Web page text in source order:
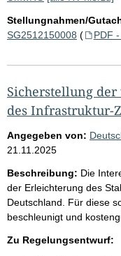
Stellungnahmen/
SG2512150008 ( PDF
Sicherstellung
des Infrastruktur-
Angegeben von:
21.11.2025
Beschreibung: Die
der Erleichterung des
Deutschland. Für diese
beschleunigt und
Zu Regelungsentwurf: